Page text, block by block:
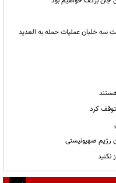
خلبان عملیات حمله به العدید
کرد
رژیم صهیونیستی
نکنید